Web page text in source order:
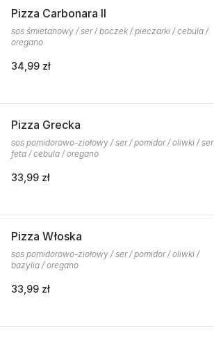
Pizza Carbonara II
sos śmietanowy / ser / boczek / pieczarki / cebula /
oregano
34,99 zł
Pizza Grecka
sos pomidorowo-ziołowy / ser / pomidor / oliwki / ser
feta / cebula / oregano
33,99 zł
Pizza Włoska
sos pomidorowo-ziołowy / ser / pomidor / oliwki /
bazylia / oregano
33,99 zł